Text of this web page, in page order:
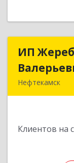
ИП
Нефтекамск
Клиентов на